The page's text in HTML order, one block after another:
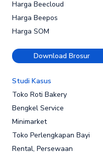
Harga Beecloud
Harga Beepos
Harga SOM
Download Brosur
Studi Kasus
Toko Roti Bakery
Bengkel Service
Minimarket
Toko Perlengkapan Bayi
Rental, Persewaan